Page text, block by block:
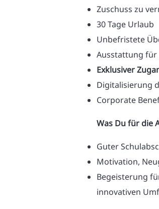
Zuschuss zu
30 Tage Urlaub
Unbefristete
Ausstattung für
Exklusiver
Digitalisierung
Corporate
Was Du für die
Guter
Motivation,
Begeisterung
innovativen